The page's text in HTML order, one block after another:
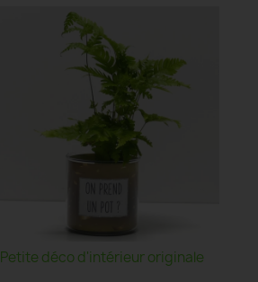
Petite déco d'intérieur originale